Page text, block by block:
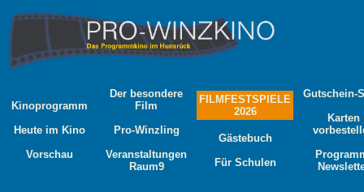
Kinoprogramm
Heute im Kino
Vorschau
Der besondere
Film
Pro-Winzling
Veranstaltungen
Raum9
FILMFESTSPIELE
2026
Gästebuch
Für Schulen
Gutschein-
Karten